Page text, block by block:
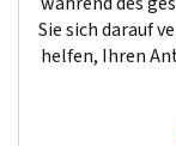
Sie sich darauf
helfen, Ihren